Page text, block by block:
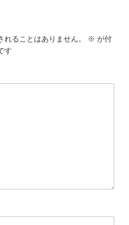
れることはありません。 ※ が付
す